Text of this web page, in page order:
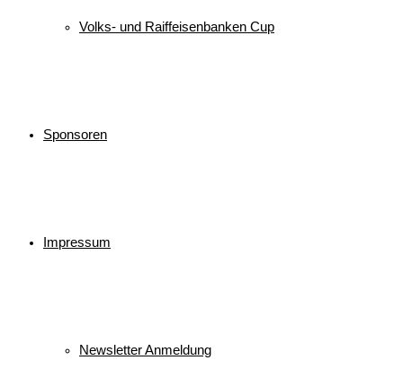
Volks- und Raiffeisenbanken Cup
Sponsoren
Impressum
Newsletter Anmeldung